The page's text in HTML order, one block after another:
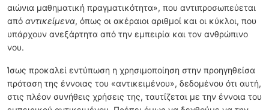
αιώνια μαθηματική πραγματικότητα», που αντιπροσωπεύεται
από αντικείμενα, όπως οι ακέραιοι αριθμοί και οι κύκλοι, που
υπάρχουν ανεξάρτητα από την εμπειρία και τον ανθρώπινο
νου.
Ίσως προκαλεί εντύπωση η χρησιμοποίηση στην προηγηθείσα
πρόταση της έννοιας του «αντικειμένου», δεδομένου ότι αυτή,
στις πλέον συνήθεις χρήσεις της, ταυτίζεται με την έννοια του